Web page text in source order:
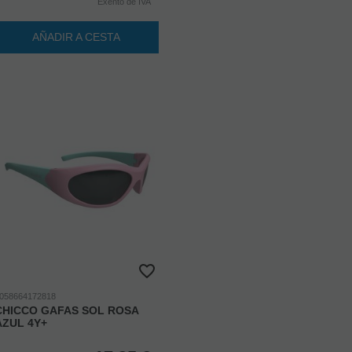
AÑADIR A CESTA
GAFAS SOL ROSA
4Y+